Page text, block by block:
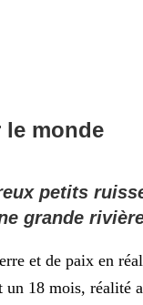
le monde
petits
grande
et de paix en
18 mois, réalité